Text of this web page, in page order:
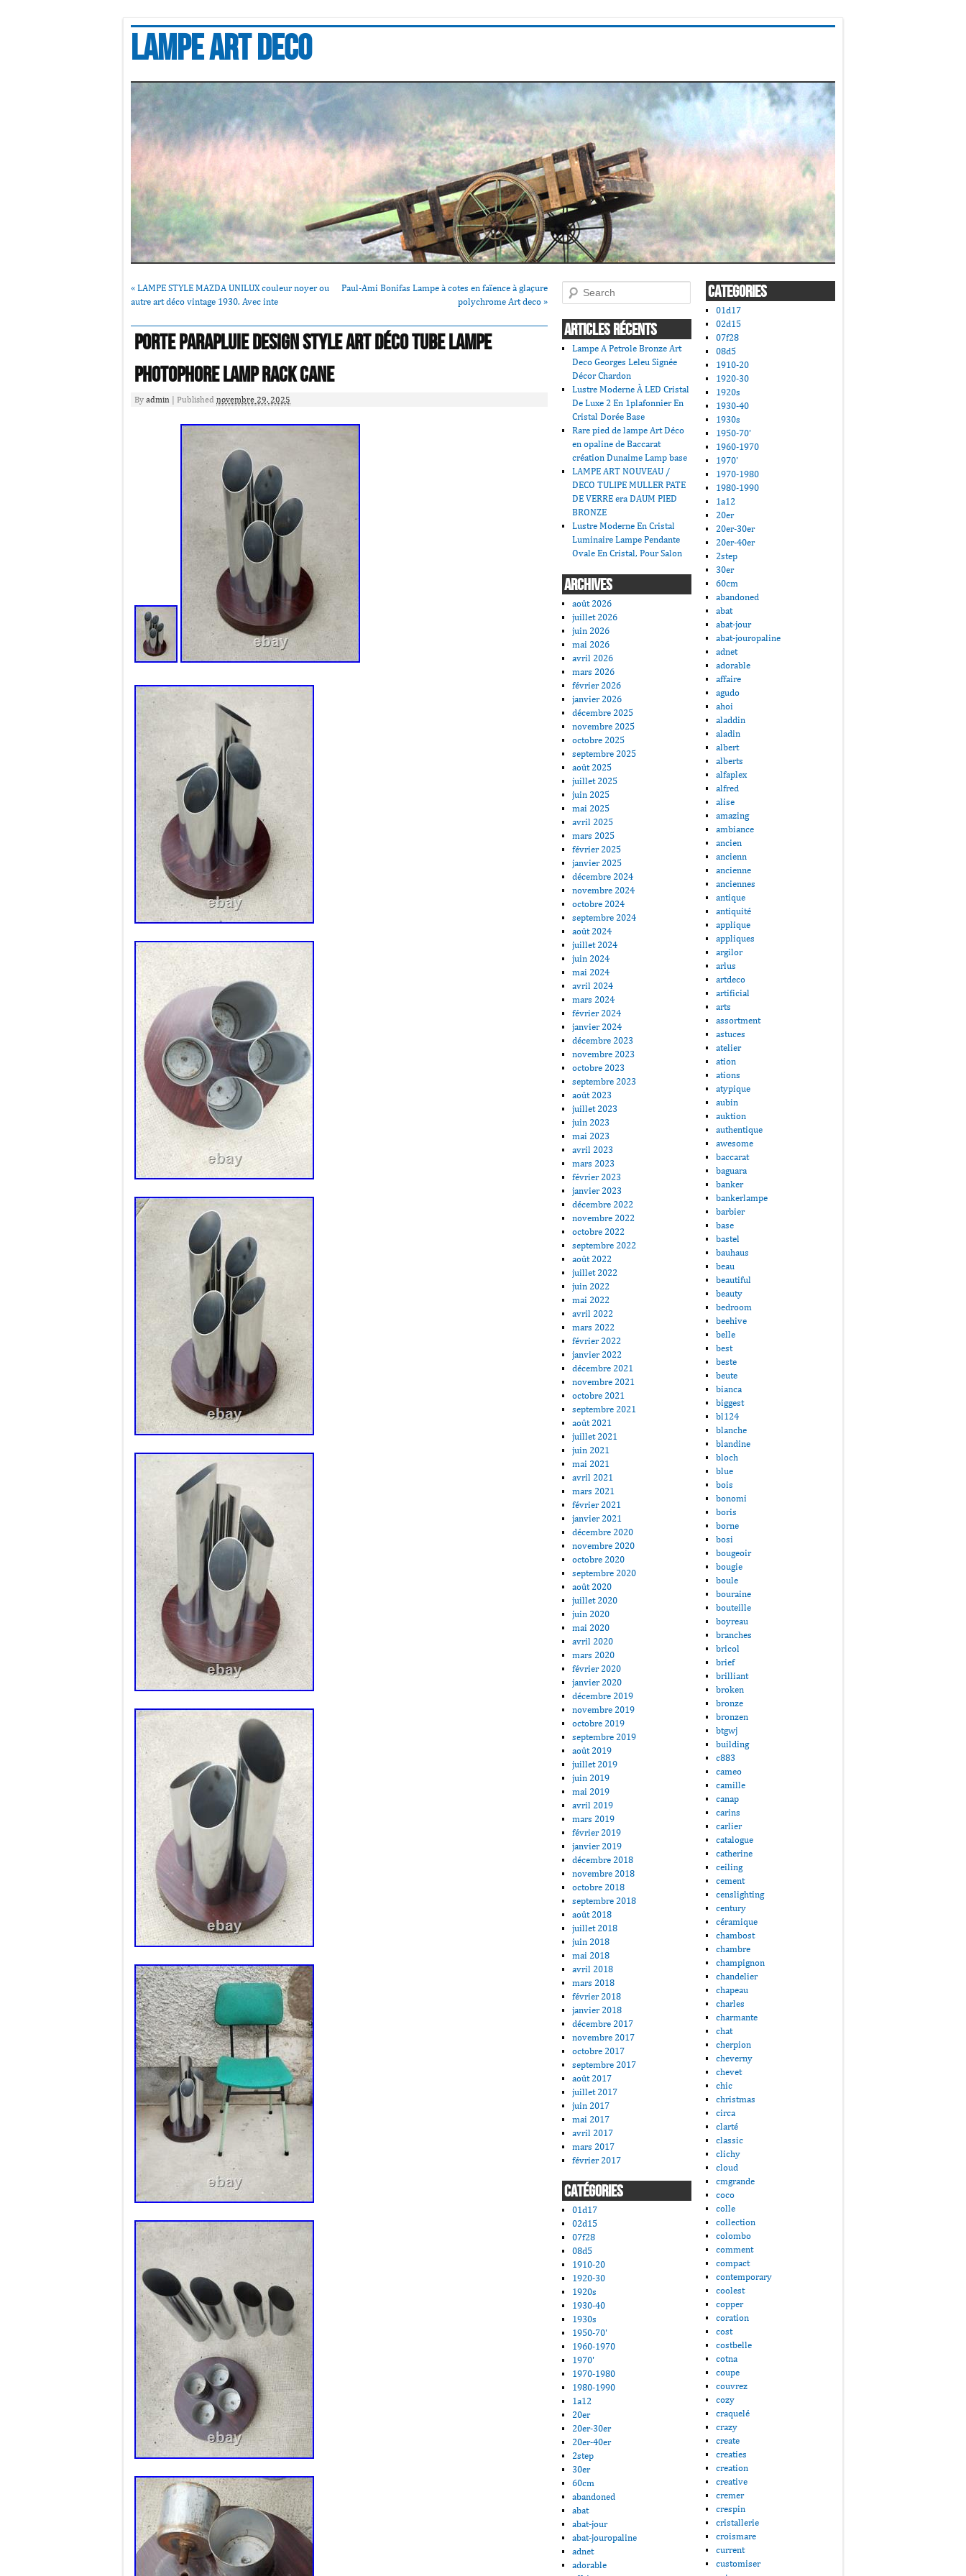
Lampe art deco
« LAMPE STYLE MAZDA UNILUX couleur noyer ou
autre art déco vintage 1930. Avec inte
Paul-Ami Bonifas Lampe à cotes en faïence à glaçure
polychrome Art deco »
Porte parapluie design style art déco tube lampe
Photophore Lamp Rack cane
By admin Published novembre 29, 2025
Search
ARTICLES RÉCENTS
Lampe A Petrole Bronze Art
Deco Georges Leleu Signée
Décor Chardon
Lustre Moderne À LED Cristal
De Luxe 2 En 1plafonnier En
Cristal Dorée Base
Rare pied de lampe Art Déco
en opaline de Baccarat
création Dunaime Lamp base
LAMPE ART NOUVEAU /
DECO TULIPE MULLER PATE
DE VERRE era DAUM PIED
BRONZE
Lustre Moderne En Cristal
Luminaire Lampe Pendante
Ovale En Cristal, Pour Salon
ARCHIVES
août 2026
juillet 2026
juin 2026
mai 2026
avril 2026
mars 2026
février 2026
janvier 2026
décembre 2025
novembre 2025
octobre 2025
septembre 2025
août 2025
juillet 2025
juin 2025
mai 2025
avril 2025
mars 2025
février 2025
janvier 2025
décembre 2024
novembre 2024
octobre 2024
septembre 2024
août 2024
juillet 2024
juin 2024
mai 2024
avril 2024
mars 2024
février 2024
janvier 2024
décembre 2023
novembre 2023
octobre 2023
septembre 2023
août 2023
juillet 2023
juin 2023
mai 2023
avril 2023
mars 2023
février 2023
janvier 2023
décembre 2022
novembre 2022
octobre 2022
septembre 2022
août 2022
juillet 2022
juin 2022
mai 2022
avril 2022
mars 2022
février 2022
janvier 2022
décembre 2021
novembre 2021
octobre 2021
septembre 2021
août 2021
juillet 2021
juin 2021
mai 2021
avril 2021
mars 2021
février 2021
janvier 2021
décembre 2020
novembre 2020
octobre 2020
septembre 2020
août 2020
juillet 2020
juin 2020
mai 2020
avril 2020
mars 2020
février 2020
janvier 2020
décembre 2019
novembre 2019
octobre 2019
septembre 2019
août 2019
juillet 2019
juin 2019
mai 2019
avril 2019
mars 2019
février 2019
janvier 2019
décembre 2018
novembre 2018
octobre 2018
septembre 2018
août 2018
juillet 2018
juin 2018
mai 2018
avril 2018
mars 2018
février 2018
janvier 2018
décembre 2017
novembre 2017
octobre 2017
septembre 2017
août 2017
juillet 2017
juin 2017
mai 2017
avril 2017
mars 2017
février 2017
CATÉGORIES
01d17
02d15
07f28
08d5
1910-20
1920-30
1920s
1930-40
1930s
1950-70'
1960-1970
1970'
1970-1980
1980-1990
1a12
20er
20er-30er
20er-40er
2step
30er
60cm
abandoned
abat
abat-jour
abat-jouropaline
adnet
adorable
CATEGORIES
01d17
02d15
07f28
08d5
1910-20
1920-30
1920s
1930-40
1930s
1950-70'
1960-1970
1970'
1970-1980
1980-1990
1a12
20er
20er-30er
20er-40er
2step
30er
60cm
abandoned
abat
abat-jour
abat-jouropaline
adnet
adorable
affaire
agudo
ahoi
aladdin
aladin
albert
alberts
alfaplex
alfred
alise
amazing
ambiance
ancien
ancienn
ancienne
anciennes
antique
antiquité
applique
appliques
argilor
arlus
artdeco
artificial
arts
assortment
astuces
atelier
ation
ations
atypique
aubin
auktion
authentique
awesome
baccarat
baguara
banker
bankerlampe
barbier
base
bastel
bauhaus
beau
beautiful
beauty
bedroom
beehive
belle
best
beste
beute
bianca
biggest
bl124
blanche
blandine
bloch
blue
bois
bonomi
boris
borne
bosi
bougeoir
bougie
boule
bouraine
bouteille
boyreau
branches
bricol
brief
brilliant
broken
bronze
bronzen
btgwj
building
c883
cameo
camille
canap
carins
carlier
catalogue
catherine
ceiling
cement
censlighting
century
céramique
chambost
chambre
champignon
chandelier
chapeau
charles
charmante
chat
cherpion
cheverny
chevet
chic
christmas
circa
clarté
classic
clichy
cloud
cmgrande
coco
colle
collection
colombo
comment
compact
contemporary
coolest
copper
coration
cost
costbelle
cotna
coupe
couvrez
cozy
craquelé
crazy
create
creaties
creation
creative
cremer
crespin
cristallerie
croismare
current
customiser